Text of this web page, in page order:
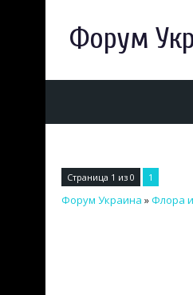
Форум
Страница 1 из 0 1
Форум Украина »Флора